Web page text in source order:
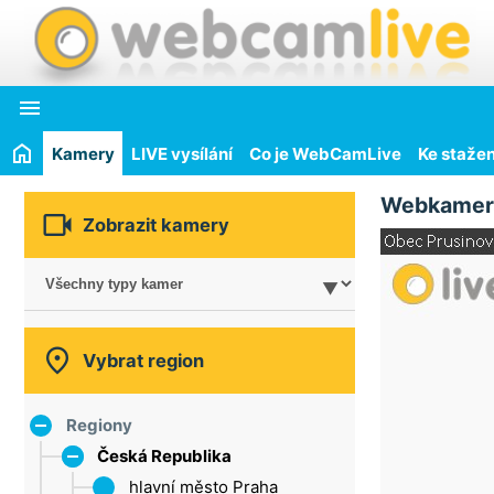

Kamery LIVE vysílání Co je WebCamLive Ke
 Zobrazit kamery
 Vybrat region
Regiony
Česká Republika
hlavní město Praha